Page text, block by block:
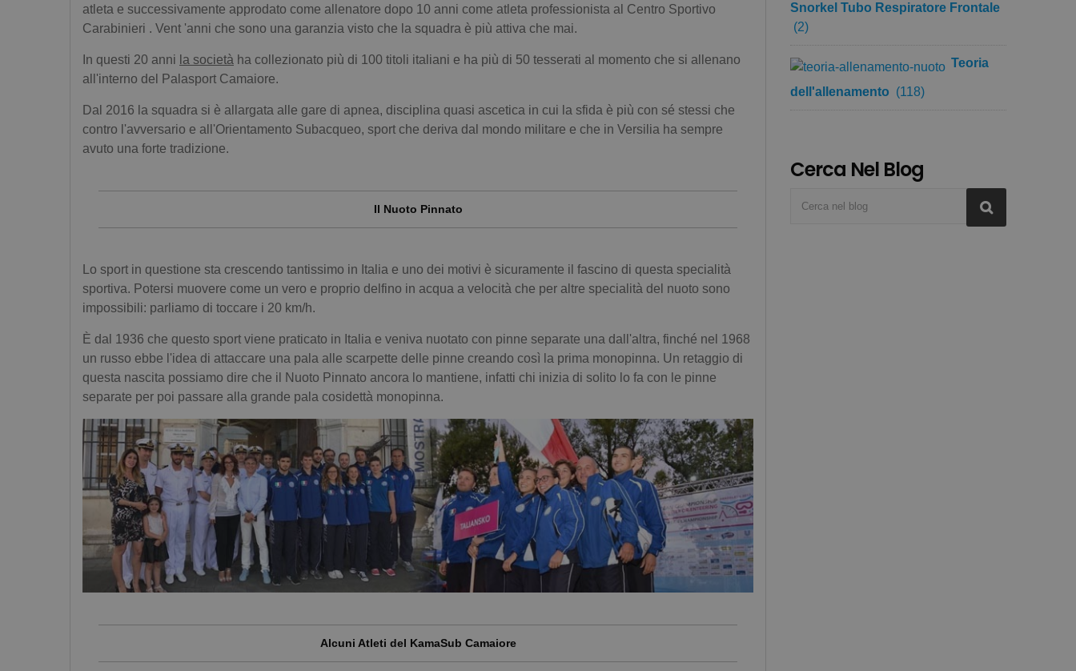
atleta e successivamente approdato come allenatore dopo 10 anni come atleta professionista al Centro Sportivo
Carabinieri . Vent 'anni che sono una garanzia visto che la squadra è più attiva che mai.
In questi 20 anni la società ha collezionato più di 100 titoli italiani e ha più di 50 tesserati al momento che si allenano
all'interno del Palasport Camaiore.
Dal 2016 la squadra si è allargata alle gare di apnea, disciplina quasi ascetica in cui la sfida è più con sé stessi che
contro l'avversario e all'Orientamento Subacqueo, sport che deriva dal mondo militare e che in Versilia ha sempre
avuto una forte tradizione.
Il Nuoto Pinnato
Lo sport in questione sta crescendo tantissimo in Italia e uno dei motivi è sicuramente il fascino di questa specialità
sportiva. Potersi muovere come un vero e proprio delfino in acqua a velocità che per altre specialità del nuoto sono
impossibili: parliamo di toccare i 20 km/h.
È dal 1936 che questo sport viene praticato in Italia e veniva nuotato con pinne separate una dall'altra, finché nel 1968
un russo ebbe l'idea di attaccare una pala alle scarpette delle pinne creando così la prima monopinna. Un retaggio di
questa nascita possiamo dire che il Nuoto Pinnato ancora lo mantiene, infatti chi inizia di solito lo fa con le pinne
separate per poi passare alla grande pala cosidettà monopinna.
Alcuni Atleti del KamaSub Camaiore
Snorkel Tubo Respiratore Frontale
(2)
Teoria
dell'allenamento (118)
Cerca Nel Blog